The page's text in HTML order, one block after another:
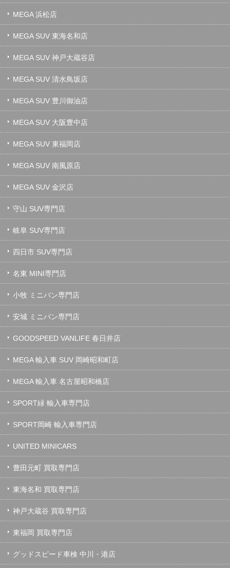
MEGA 浜松店
MEGA SUV 東海名和店
MEGA SUV 神戸大蔵谷店
MEGA SUV 清水鳥坂店
MEGA SUV 豊川御油店
MEGA SUV 大阪豊中店
MEGA SUV 東福岡店
MEGA SUV 南風原店
MEGA SUV 金沢店
守山 SUV専門店
岐阜 SUV専門店
四日市 SUV専門店
名東 MINI専門店
小牧 ミニバン専門店
安城 ミニバン専門店
GOODSPEED VANLIFE 春日井店
MEGA 輸入車 SUV 岡崎昭和町店
MEGA 輸入車 名古屋昭和橋店
SPORT緑 輸入車専門店
SPORT岡崎 輸入車専門店
UNITED MINICARS
豊田元町 買取専門店
東海名和 買取専門店
神戸大蔵谷 買取専門店
東福岡 買取専門店
グッドスピード車検 中川・港店